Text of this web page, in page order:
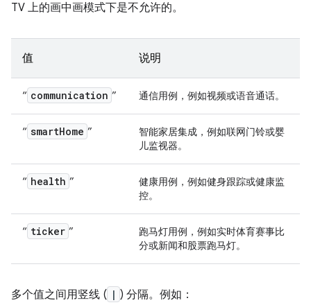
TV 上的画中画模式下是不允许的。
值 说明
“ communication ” 通信用例，例如视频或语音通话。
“ smartHome ”
智能家居集成，例如联网门铃或婴
儿监视器。
“ health ”
健康用例，例如健身跟踪或健康监
控。
“ ticker ”
跑马灯用例，例如实时体育赛事比
分或新闻和股票跑马灯。
多个值之间用竖线 ( | ) 分隔。例如：